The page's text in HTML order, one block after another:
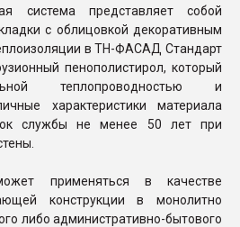
система представляет собой
с облицовкой декоративным
в ТН-ФАСАД Стандарт
пенополистирол, который
теплопроводностью и
характеристики материала
службы не менее 50 лет при
применяться в качестве
конструкции в монолитно
либо административно-бытового